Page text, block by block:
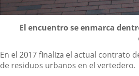
Descripción
El encuentro se enmarca
En el 2017 finaliza el actual contrato
de residuos urbanos en el vertedero.